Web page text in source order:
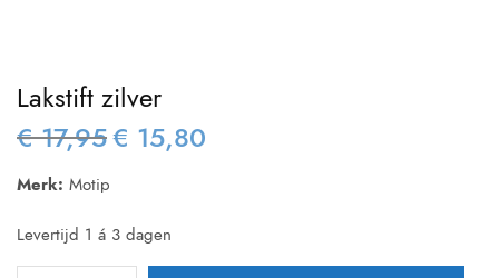
Lakstift zilver
€17,95 Oorspronkelijke
€ 15,80
Merk: Motip
Levertijd 1 á 3 dagen